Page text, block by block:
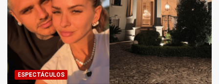
ESPECTÁCULOS